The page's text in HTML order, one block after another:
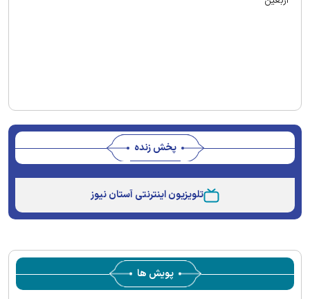
پخش زنده
تلویزیون اینترنتی آستان نیوز
پویش ها